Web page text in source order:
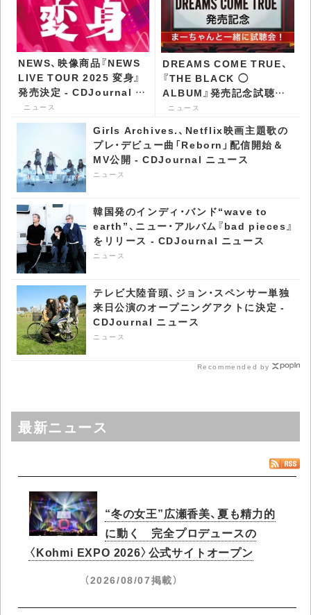
NEWS、映像商品『NEWS
LIVE TOUR 2025 変身』
発売決定 - CDJournal ニ
ュース
ニュース
DREAMS COME TRUE、
『THE BLACK ◯
ALBUM』発売記念試聴会
のレポート到着 -
CDJournal ニュース
ニュース
Girls Archives.、Netflix映画主題歌の
プレ・デビュー曲「Reborn」配信開始＆
MV公開 - CDJournal ニュース
ニュース
韓国発のインディ・バンド“wave to
earth”、ニュー・アルバム『bad pieces』
をリリース - CDJournal ニュース
ニュース
テレビ大陸音頭、ジョン・スペンサー単独
来日公演のオープニングアクトに決定 -
CDJournal ニュース
ニュース
Recommended by
最新ニュース
“冬の女王”広瀬香美、夏も精力的
に動く 完全プロデュースの
〈Kohmi EXPO 2026〉公式サイトオープン
（2026/08/07掲載）